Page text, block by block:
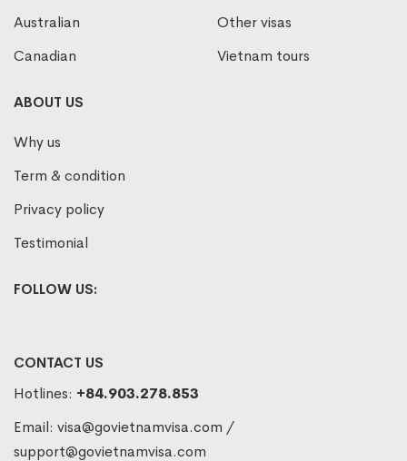
Australian
Canadian
Other visas
Vietnam tours
ABOUT US
Why us
Term & condition
Privacy policy
Testimonial
FOLLOW US:
CONTACT US
Hotlines: +84.903.278.853
Email: visa@govietnamvisa.com /
support@govietnamvisa.com